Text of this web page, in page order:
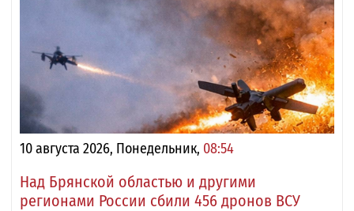
10 августа 2026, Понедельник, 08:54
Над Брянской областью и другими
регионами России сбили 456 дронов ВСУ